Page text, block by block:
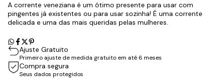
A corrente veneziana é um ótimo presente para usar com
pingentes já existentes ou para usar sozinha! É uma corrente
delicada e uma das mais queridas pelas mulheres.
Ajuste Gratuito
Primeiro ajuste de medida gratuito em até 6 meses
Compra segura
Seus dados protegidos